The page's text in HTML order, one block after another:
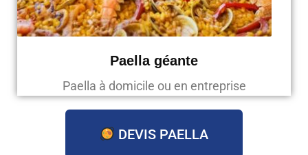
Paella géante
Paella à domicile ou en entreprise
DEVIS PAELLA